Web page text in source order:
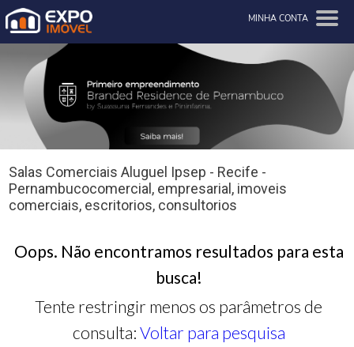
MINHA CONTA
Salas Comerciais Aluguel Ipsep - Recife -
Pernambucocomercial, empresarial, imoveis
comerciais, escritorios, consultorios
Oops. Não encontramos resultados para esta
busca!
Tente restringir menos os parâmetros de
consulta: Voltar para pesquisa